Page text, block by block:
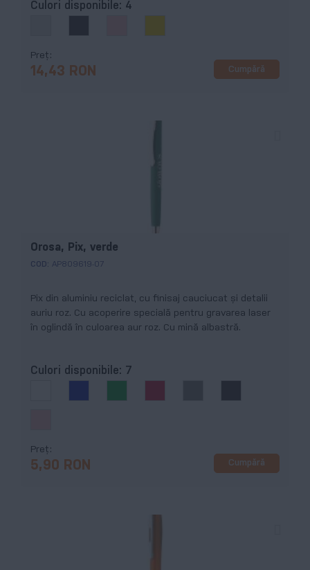
Culori disponibile: 4
Preț
14,43 RON Cumpără
Orosa, Pix, verde
COD: AP809619-07
Pix din aluminiu reciclat, cu finisaj cauciucat și detalii
auriu roz. Cu acoperire specială pentru gravarea laser
în oglindă în culoarea aur roz. Cu mină albastră.
Culori disponibile: 7
Preț
5,90 RON Cumpără